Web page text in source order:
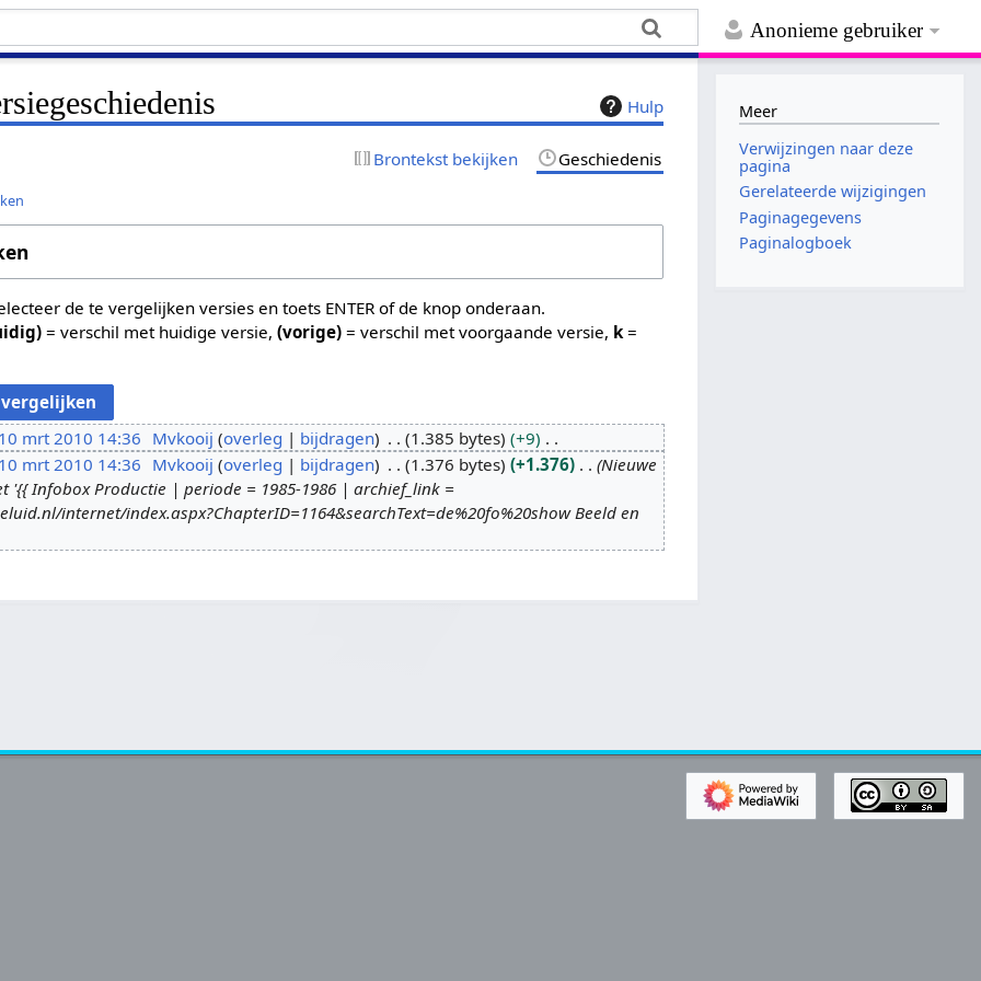
Anonieme gebruiker
Hulp
Brontekst bekijken Geschiedenis
de te vergelijken versies en toets ENTER of de knop onderaan.
= verschil met huidige versie,(vorige) = verschil met voorgaande versie, k =
10 mrt 2010 14:36 Mvkooij overleg bijdragen 1.385 bytes
+9
10 mrt 2010 14:36 Mvkooij overleg bijdragen 1.376 bytes +1.376
Nieuwe
'{{ Infobox Productie | periode = 1985-1986 | archief_link =
internet/index.aspx?ChapterID=1164&searchText=de%20fo%20show Beeld en
Meer
Verwijzingen naar deze
pagina
Gerelateerde wijzigingen
Paginagegevens
Paginalogboek